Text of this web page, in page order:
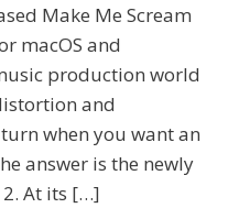
Make Me Scream
macOS and
production world
and
when you want an
answer is the newly
2. At its […]